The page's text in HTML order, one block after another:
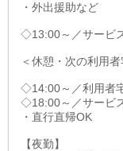
・外出援助など
◇13:00～／サービ
＜休憩・次の利用
◇14:00～／利用者
◇18:00～／サービ
・直行直帰OK
【夜勤】